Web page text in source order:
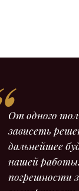
От одного
зависеть
дальнейшее
нашей
погрешности